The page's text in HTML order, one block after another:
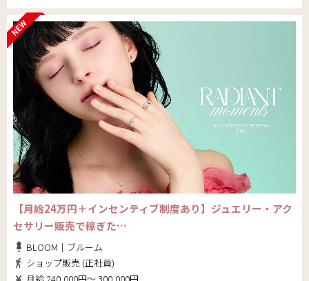
【月給24万円＋インセンティブ制度あり】ジュエリー・アク
セサリー販売で稼ぎた…
BLOOM｜ブルーム
ショップ販売 (正社員)